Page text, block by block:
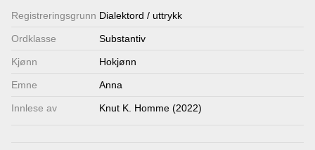
Registrerings­grunn Dialektord / uttrykk
Ordklasse Substantiv
Kjønn Hokjønn
Emne Anna
Innlese av Knut K. Homme (2022)